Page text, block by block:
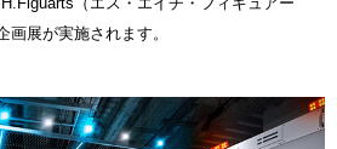
画展が実施されます。